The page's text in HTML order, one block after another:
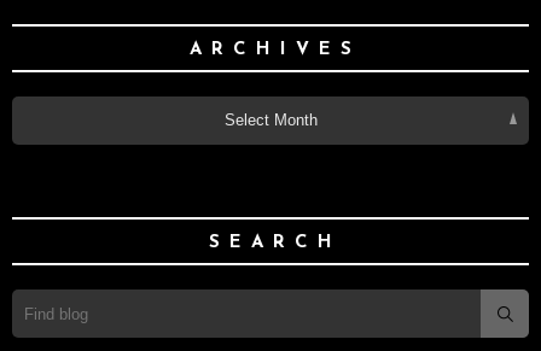
ARCHIVES
Select Month
SEARCH